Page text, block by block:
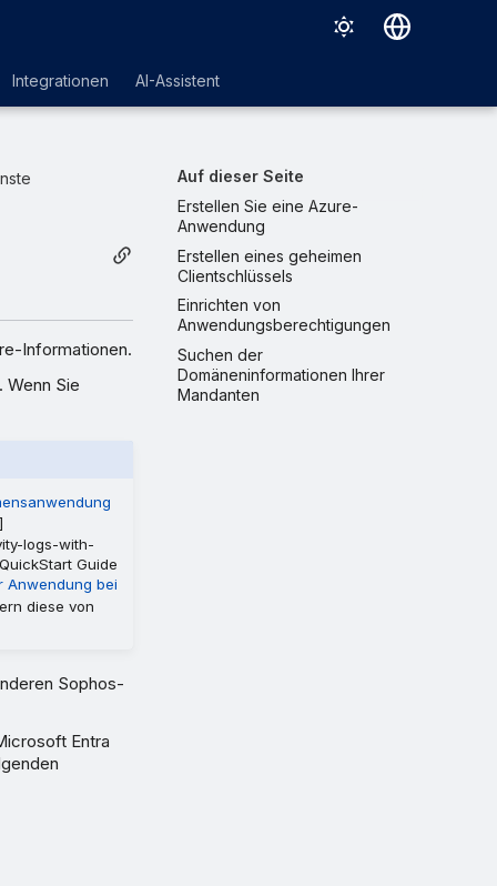
Français
한국어
Integrationen AI-Assistent
Auf dieser Seite
Erstellen Sie eine Azure-
Anwendung
Erstellen eines geheimen
Clientschlüssels
Einrichten von
Anwendungsberechtigungen
Suchen der
Domäneninformationen Ihrer
Mandanten
Informationen.
Wenn Sie
logs-with-
Guide
Anwendung bei
diese von
Sophos-
Entra